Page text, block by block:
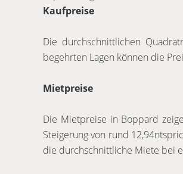
Kaufpreise
Die durchschnittlichen
begehrten Lagen können die
Mietpreise
Die Mietpreise in Boppard
Steigerung von rund
die durchschnittliche Miete bei